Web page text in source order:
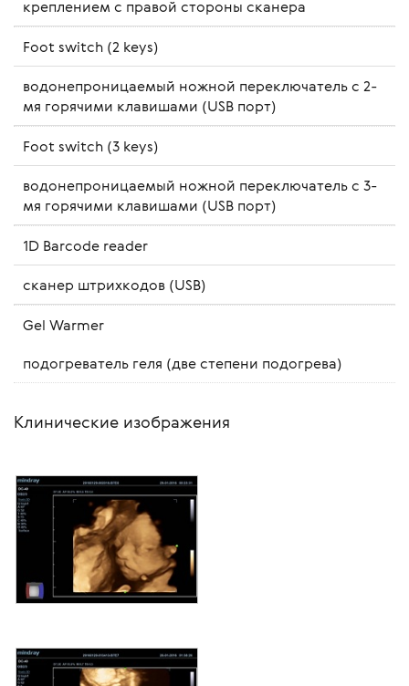
креплением с правой стороны сканера
Foot switch (2 keys)
водонепроницаемый ножной переключатель с 2-
мя горячими клавишами (USB порт)
Foot switch (3 keys)
водонепроницаемый ножной переключатель с 3-
мя горячими клавишами (USB порт)
1D Barcode reader
сканер штрихкодов (USB)
Gel Warmer
подогреватель геля (две степени подогрева)
Клинические изображения